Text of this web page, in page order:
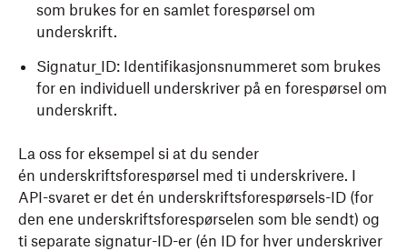
som brukes for en samlet forespørsel om
underskrift.
Signatur_ID: Identifikasjonsnummeret som brukes
for en individuell underskriver på en forespørsel om
underskrift.
La oss for eksempel si at du sender
én underskriftsforespørsel med ti underskrivere. I
API-svaret er det én underskriftsforespørsels-ID (for
den ene underskriftsforespørselen som ble sendt) og
ti separate signatur-ID-er (én ID for hver underskriver